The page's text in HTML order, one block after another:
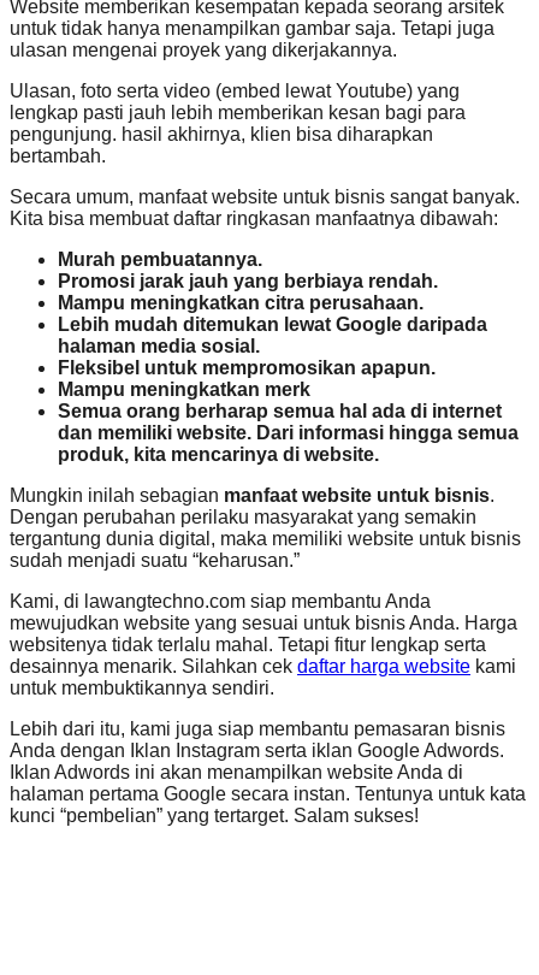
Website memberikan kesempatan kepada seorang arsitek
untuk tidak hanya menampilkan gambar saja. Tetapi juga
ulasan mengenai proyek yang dikerjakannya.
Ulasan, foto serta video (embed lewat Youtube) yang
lengkap pasti jauh lebih memberikan kesan bagi para
pengunjung. hasil akhirnya, klien bisa diharapkan
bertambah.
Secara umum, manfaat website untuk bisnis sangat banyak.
Kita bisa membuat daftar ringkasan manfaatnya dibawah:
Murah pembuatannya.
Promosi jarak jauh yang berbiaya rendah.
Mampu meningkatkan citra perusahaan.
Lebih mudah ditemukan lewat Google daripada
halaman media sosial.
Fleksibel untuk mempromosikan apapun.
Mampu meningkatkan merk
Semua orang berharap semua hal ada di internet
dan memiliki website. Dari informasi hingga semua
produk, kita mencarinya di website.
Mungkin inilah sebagian manfaat website untuk bisnis.
Dengan perubahan perilaku masyarakat yang semakin
tergantung dunia digital, maka memiliki website untuk bisnis
sudah menjadi suatu “keharusan.”
Kami, di lawangtechno.com siap membantu Anda
mewujudkan website yang sesuai untuk bisnis Anda. Harga
websitenya tidak terlalu mahal. Tetapi fitur lengkap serta
desainnya menarik. Silahkan cek daftar harga website kami
untuk membuktikannya sendiri.
Lebih dari itu, kami juga siap membantu pemasaran bisnis
Anda dengan Iklan Instagram serta iklan Google Adwords.
Iklan Adwords ini akan menampilkan website Anda di
halaman pertama Google secara instan. Tentunya untuk kata
kunci “pembelian” yang tertarget. Salam sukses!